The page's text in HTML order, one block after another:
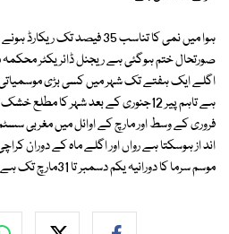
ہوا میں نمی کا تناسب 35
صورتحال ختم ہوگئی ہے ریجنل ڈائریکٹر
اگلے ایک ہفتے تک شہر میں کسی بڑی موسمیاتی
ہے تاہم پیر 12جنوری کے بعد شہر کا
فروری کے وسط اور مارچ کے اوائل میں مغربی
اند از ہوسکتا ہے رواں اور اگلے ماہ کے دوران
موسم سرما کا دورانیہ یکم دسمبر تا 31مارچ تک ہے۔